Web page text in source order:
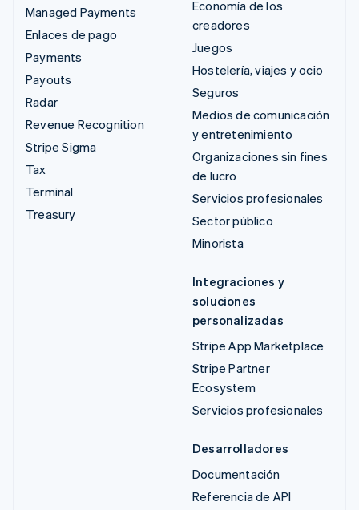
Managed Payments
Enlaces de pago
Payments
Payouts
Radar
Revenue Recognition
Stripe Sigma
Tax
Terminal
Treasury
Economía de los
creadores
Juegos
Hostelería, viajes y ocio
Seguros
Medios de comunicación
y entretenimiento
Organizaciones sin fines
de lucro
Servicios profesionales
Sector público
Minorista
Integraciones y
soluciones
personalizadas
Stripe App Marketplace
Stripe Partner
Ecosystem
Servicios profesionales
Desarrolladores
Documentación
Referencia de API